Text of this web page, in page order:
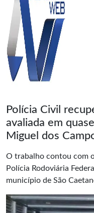
Polícia Civil
avaliada em
Miguel dos
O trabalho contou com
Polícia Rodoviária
município de São